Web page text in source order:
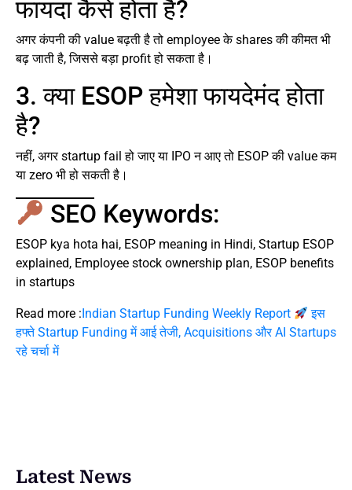
फायदा कैसे होता है?
अगर कंपनी की value बढ़ती है तो employee के shares की कीमत भी
बढ़ जाती है, जिससे बड़ा profit हो सकता है।
3. क्या ESOP हमेशा फायदेमंद होता
है?
नहीं, अगर startup fail हो जाए या IPO न आए तो ESOP की value कम
या zero भी हो सकती है।
SEO Keywords:
ESOP kya hota hai, ESOP meaning in Hindi, Startup ESOP
explained, Employee stock ownership plan, ESOP benefits
in startups
Read more :Indian Startup Funding Weekly Report
इस
हफ्ते Startup Funding में आई तेजी, Acquisitions और AI Startups
रहे चर्चा में
Latest News